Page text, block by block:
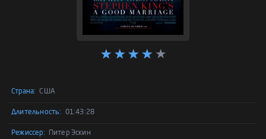
Страна: США
Длительность: 01:43:28
Режиссер: Питер Эскин